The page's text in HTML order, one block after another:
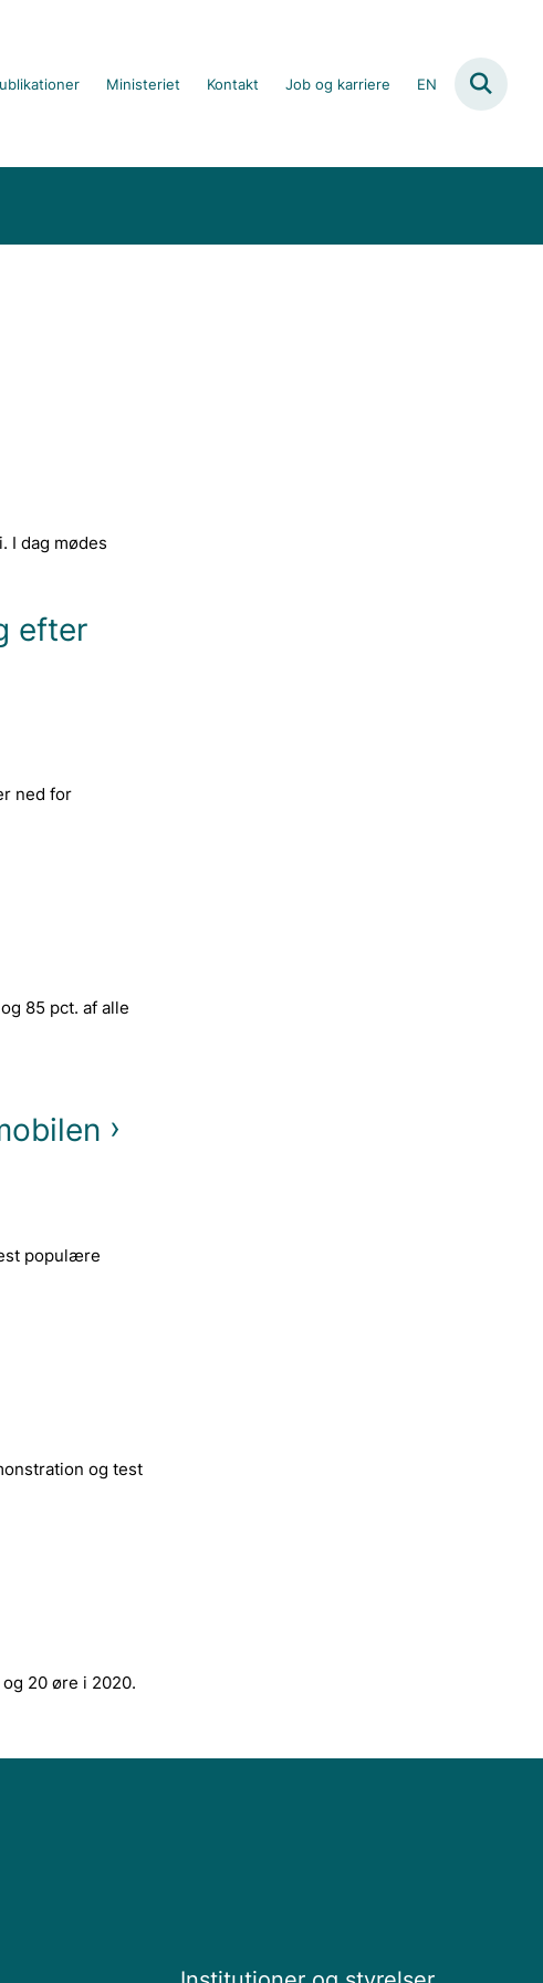
Ministeriet Kontakt Job og karriere EN
I dag mødes
efter
ned for
85 pct. af alle
populære
og test
20 øre i 2020.